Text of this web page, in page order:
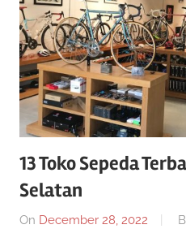
twenty20
cycling
13 Toko Sepeda
Selatan
On December 28, 2022